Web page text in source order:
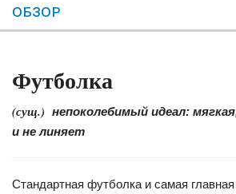
ОБЗОР
Футболка
(сущ.) непоколебимый идеал:
и не линяет
Стандартная футболка и самая главная